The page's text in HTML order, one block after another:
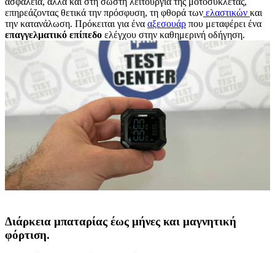
επηρεάζοντας θετικά την πρόσφυση, τη φθορά των ελαστικών και
την κατανάλωση. Πρόκειται για ένα αξεσουάρ που μεταφέρει ένα
επαγγελματικό επίπεδο ελέγχου στην καθημερινή οδήγηση.
Διάρκεια μπαταρίας έως μήνες και μαγνητική
φόρτιση.